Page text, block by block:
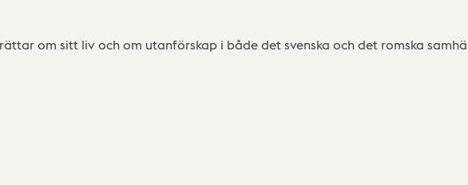
om sitt liv och om utanförskap i både det svenska och det romska